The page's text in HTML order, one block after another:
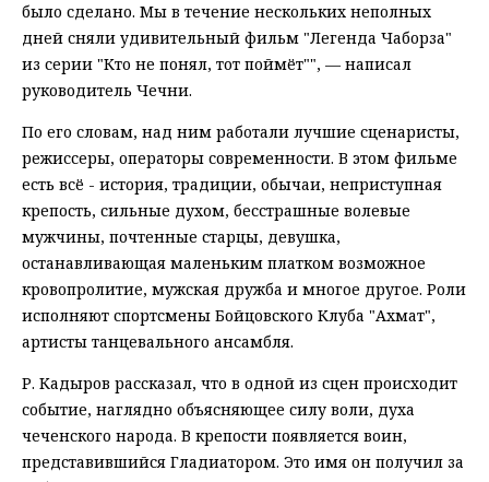
было сделано. Мы в течение нескольких неполных
дней сняли удивительный фильм "Легенда Чаборза"
из серии "Кто не понял, тот поймёт"", — написал
руководитель Чечни.
По его словам, над ним работали лучшие сценаристы,
режиссеры, операторы современности. В этом фильме
есть всё - история, традиции, обычаи, неприступная
крепость, сильные духом, бесстрашные волевые
мужчины, почтенные старцы, девушка,
останавливающая маленьким платком возможное
кровопролитие, мужская дружба и многое другое. Роли
исполняют спортсмены Бойцовского Клуба "Ахмат",
артисты танцевального ансамбля.
Р. Кадыров рассказал, что в одной из сцен происходит
событие, наглядно объясняющее силу воли, духа
чеченского народа. В крепости появляется воин,
представившийся Гладиатором. Это имя он получил за